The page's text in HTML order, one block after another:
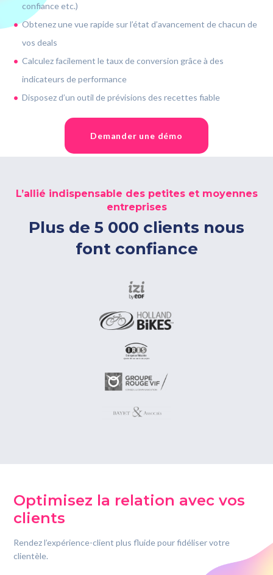
confiance etc.)
Obtenez une vue rapide sur l’état d’avancement de chacun de
vos deals
Calculez facilement le taux de conversion grâce à des
indicateurs de performance
Disposez d’un outil de prévisions des recettes fiable
Demander une démo
L’allié indispensable des petites et moyennes
entreprises
Plus de 5 000 clients nous
font confiance
Optimisez la relation avec vos
clients
Rendez l’expérience-client plus fluide pour fidéliser votre
clientèle.